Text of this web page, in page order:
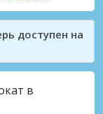
доступен на
в